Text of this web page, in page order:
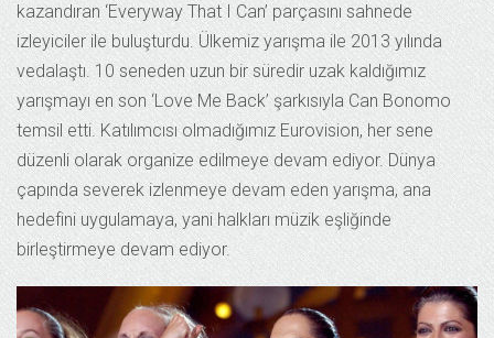
kazandıran ‘Everyway That I Can’ parçasını sahnede
izleyiciler ile buluşturdu. Ülkemiz yarışma ile 2013 yılında
vedalaştı. 10 seneden uzun bir süredir uzak kaldığımız
yarışmayı en son ‘Love Me Back’ şarkısıyla Can Bonomo
temsil etti. Katılımcısı olmadığımız Eurovision, her sene
düzenli olarak organize edilmeye devam ediyor. Dünya
çapında severek izlenmeye devam eden yarışma, ana
hedefini uygulamaya, yani halkları müzik eşliğinde
birleştirmeye devam ediyor.